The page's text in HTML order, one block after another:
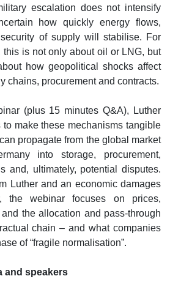
escalation does not intensify
how quickly energy flows,
of supply will stabilise. For
this is not only about oil or LNG, but
how geopolitical shocks affect
chains, procurement and contracts.
(plus 15 minutes Q&A), Luther
make these mechanisms tangible
propagate from the global market
into storage, procurement,
and, ultimately, potential disputes.
Luther and an economic damages
the webinar focuses on prices,
the allocation and pass‑through
chain – and what companies
of “fragile normalisation”.
and speakers